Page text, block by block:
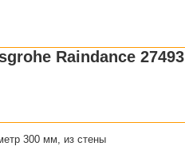
Raindance 27493
300 мм, из стены